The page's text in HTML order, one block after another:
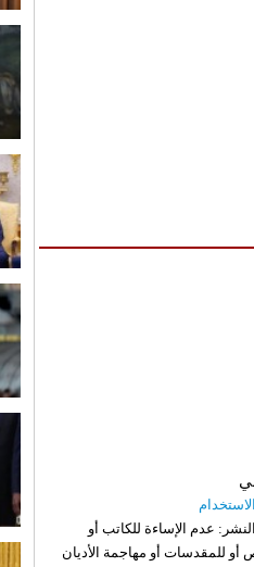
عدم الإساءة للكاتب أو
أو للمقدسات أو مهاجمة الأديان